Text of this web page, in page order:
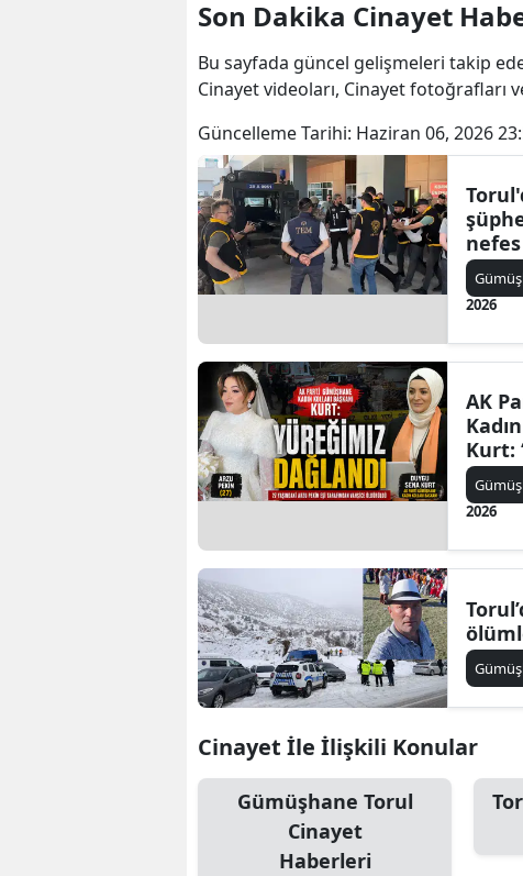
Son Dakika Cinayet
Bu sayfada güncel gelişmeleri takip
Cinayet videoları, Cinayet fotoğrafları
Güncelleme Tarihi: Haziran 06, 2026
2026
AK
Kurt:
2026
Cinayet İle İlişkili Konular
Gümüşhane Torul
Cinayet
Haberleri